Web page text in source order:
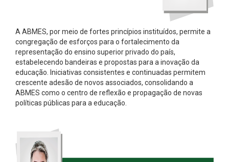
A ABMES, por meio de fortes princípios instituídos, permite a
congregação de esforços para o fortalecimento da
representação do ensino superior privado do país,
estabelecendo bandeiras e propostas para a inovação da
educação. Iniciativas consistentes e continuadas permitem
crescente adesão de novos associados, consolidando a
ABMES como o centro de reflexão e propagação de novas
políticas públicas para a educação.